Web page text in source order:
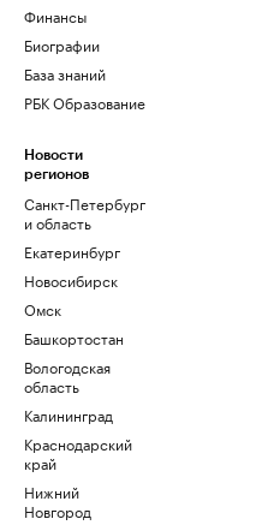
Финансы
Биографии
База знаний
РБК Образование
Новости
регионов
Санкт-Петербург
и область
Екатеринбург
Новосибирск
Омск
Башкортостан
Вологодская
область
Калининград
Краснодарский
край
Нижний
Новгород